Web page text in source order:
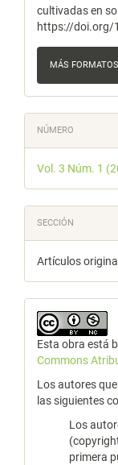
cultivadas en
https://doi.org/
MÁS
NÚMERO
Vol. 3 Núm. 1
SECCIÓN
Artículos
Esta obra está
Commons
Los autores
las siguientes
Los
primera